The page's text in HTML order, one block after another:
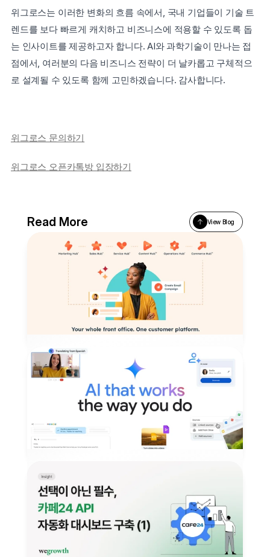
위그로스는 이러한 변화의 흐름 속에서, 국내 기업들이 기술 트
렌드를 보다 빠르게 캐치하고 비즈니스에 적용할 수 있도록 돕
는 인사이트를 제공하고자 합니다. AI와 과학기술이 만나는 접
점에서, 여러분의 다음 비즈니스 전략이 더 날카롭고 구체적으
로 설계될 수 있도록 함께 고민하겠습니다. 감사합니다.
위그로스 문의하기
위그로스 오픈카톡방 입장하기
Read More View Blog
[Hubspot] 우리 회사, 어떤 CRM 마케팅
솔루션을 도입해야 할까요?
고객 여정부터 전환, 세일즈 활동까지 하나의 흐름으로. 허브
스팟 CRM의 핵심 기능과 우리 팀에 맞는 도입 체크리스트,
지금 확인해보세요.
2025년 5월 31일
비즈니스 생산성을 높이는 새로운 방식
Gmail·Docs·Meet·Vids까지, Gemini가 바꾸는 Google
Workspace의 진화된 업무 방식. AI 기반 협업 혁신에 주목해
보세요.
AI TREND 2025년 5월 29일